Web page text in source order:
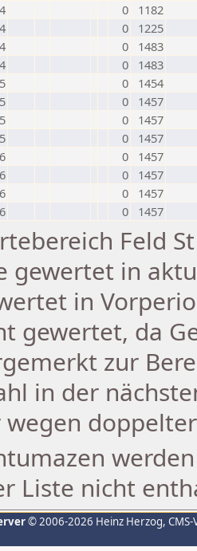
0
1182
0
1225
0
1483
0
1483
0
1454
0
1457
0
1457
0
1457
0
1457
0
1457
0
1457
0 1457
Feld
gewertet in
in
gewertet, da
zur
in der
wegen
Liste nicht
© 2006-2026 Heinz Herzog,